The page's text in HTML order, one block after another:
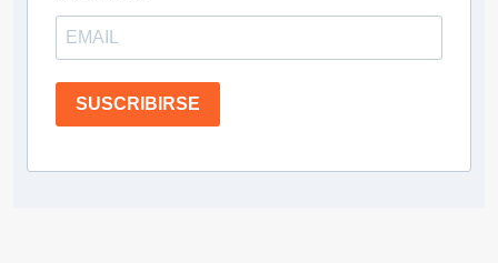
SUSCRIBIRSE